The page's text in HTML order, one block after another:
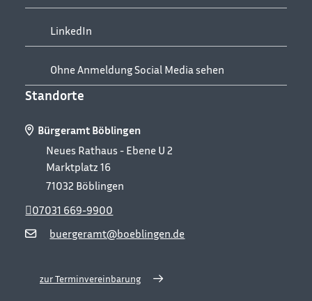
LinkedIn
Ohne Anmeldung Social Media sehen
Standorte
Bürgeramt Böblingen
Neues Rathaus - Ebene U 2
Marktplatz 16
71032 Böblingen
buergeramt@boeblingen.de
07031 669-9900
zur Terminvereinbarung